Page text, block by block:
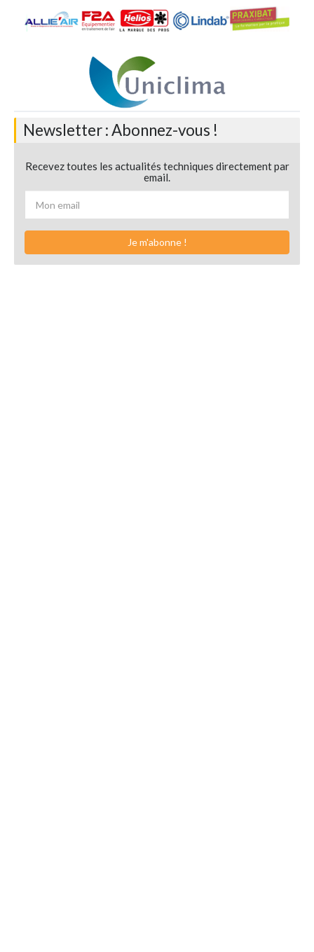
Newsletter : Abonnez-vous !
Recevez toutes les actualités techniques directement par
email.
Je m'abonne !